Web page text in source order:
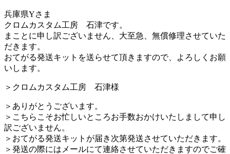
兵庫県Yさま
クロムカスタム工房 石津です。
まことに申し訳ございません、大至急、無償修理させていた
だきます。
おてがる発送キットを送らせて頂きますので、よろしくお願
いします。
＞クロムカスタム工房 石津様
＞ありがとうございます。
＞こちらこそお忙しいところお手数おかけいたしまして申し
訳ございません。
＞おてがる発送キットが届き次第発送させていただきます。
＞発送の際にはメールにて連絡させていただきますのでご確